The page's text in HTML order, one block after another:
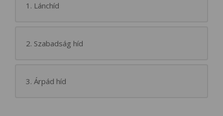
1. Lánchíd
2. Szabadság híd
3. Árpád híd